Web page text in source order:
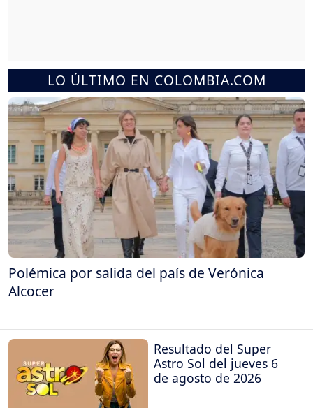
LO ÚLTIMO EN COLOMBIA.COM
Polémica por salida del país de Verónica
Alcocer
Resultado del Super
Astro Sol del jueves 6
de agosto de 2026